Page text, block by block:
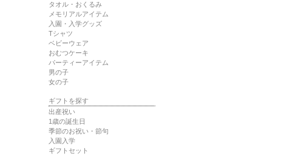
タオル・おくるみ
メモリアルアイテム
入園・入学グッズ
Tシャツ
ベビーウェア
おむつケーキ
パーティーアイテム
男の子
女の子
ギフトを探す
出産祝い
1歳の誕生日
季節のお祝い・節句
入園入学
ギフトセット